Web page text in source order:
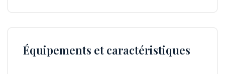
Équipements et caractéristiques